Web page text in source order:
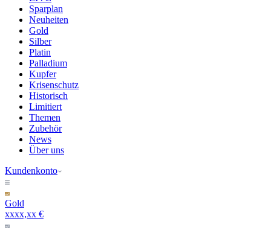
Sparplan
Neuheiten
Gold
Silber
Platin
Palladium
Kupfer
Krisenschutz
Historisch
Limitiert
Themen
Zubehör
News
Über uns
Kundenkonto
Gold
xxxx,xx €